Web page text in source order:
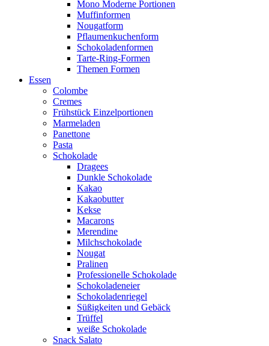
Mono Moderne Portionen
Muffinformen
Nougatform
Pflaumenkuchenform
Schokoladenformen
Tarte-Ring-Formen
Themen Formen
Essen
Colombe
Cremes
Frühstück Einzelportionen
Marmeladen
Panettone
Pasta
Schokolade
Dragees
Dunkle Schokolade
Kakao
Kakaobutter
Kekse
Macarons
Merendine
Milchschokolade
Nougat
Pralinen
Professionelle Schokolade
Schokoladeneier
Schokoladenriegel
Süßigkeiten und Gebäck
Trüffel
weiße Schokolade
Snack Salato